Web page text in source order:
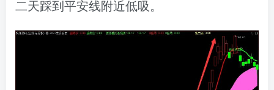
二天踩到平安线附近低吸。